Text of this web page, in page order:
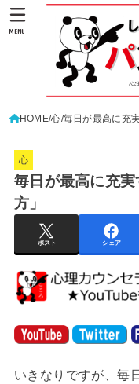
MENU
HOME 心 毎日が最高に充
心
毎日が最高に充
方」
ポスト シェア
いきなりですが、毎